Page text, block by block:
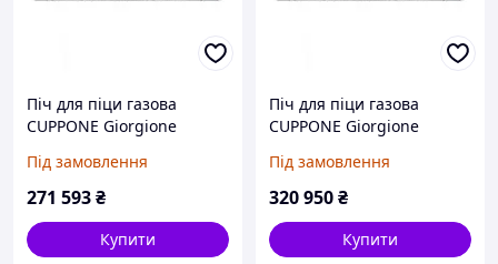
Піч для піци газова
CUPPONE Giorgione
Під замовлення
271 593₴
Купити
Піч для піци газова
CUPPONE Giorgione
Під замовлення
320 950₴
Купити